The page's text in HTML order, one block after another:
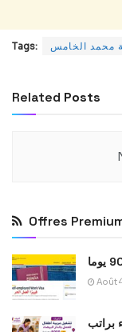
Tags: محمد الخامس
Related Posts
Offres
Août
براتب